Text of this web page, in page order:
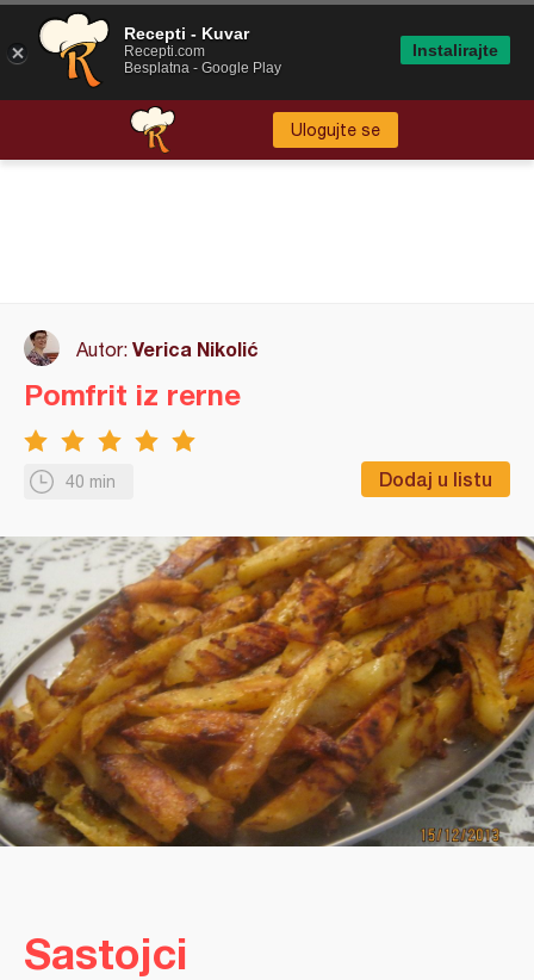
Ulogujte se
Autor: Verica Nikolić
40 min Dodaj u listu
Pomfrit iz rerne
Sastojci
Recepti - Kuvar
Recepti.com
Besplatna - Google Play
Instalirajte